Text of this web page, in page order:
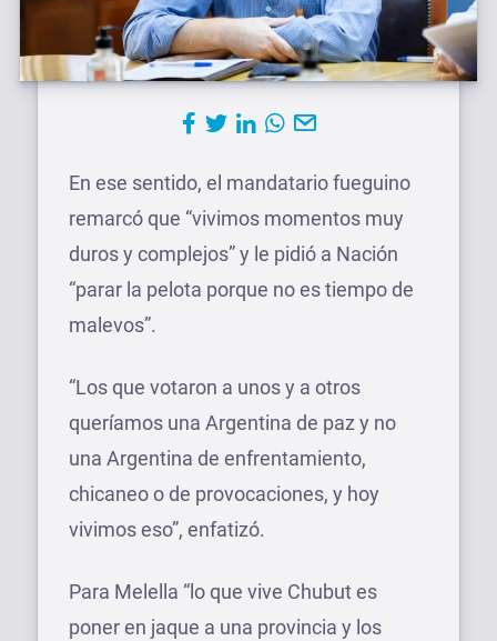
En ese sentido, el mandatario fueguino
remarcó que “vivimos momentos muy
duros y complejos” y le pidió a Nación
“parar la pelota porque no es tiempo de
malevos”.
“Los que votaron a unos y a otros
queríamos una Argentina de paz y no
una Argentina de enfrentamiento,
chicaneo o de provocaciones, y hoy
vivimos eso”, enfatizó.
Para Melella “lo que vive Chubut es
poner en jaque a una provincia y los